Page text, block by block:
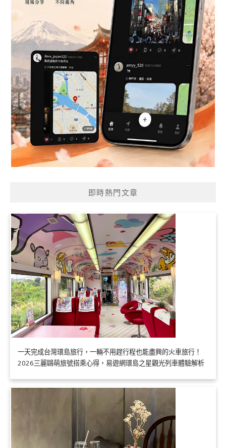
即時熱門文章
一天完成台灣環島旅行，一輛不用趕行程也能盡興的火車旅行！
2026三麗鷗萌旅號搭乘心得，易遊網環島之星觀光列車體驗解析